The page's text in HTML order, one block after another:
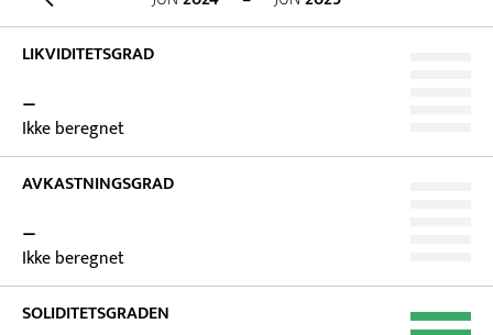
LIKVIDITETSGRAD
–
Ikke beregnet
AVKASTNINGSGRAD
–
Ikke beregnet
SOLIDITETSGRADEN